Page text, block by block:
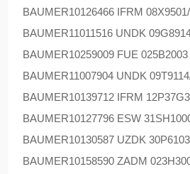
BAUMER10126466 IFRM
BAUMER11011516 UNDK
BAUMER10259009 FUE 025B2003
BAUMER11007904 UNDK
BAUMER10139712 IFRM
BAUMER10127796 ESW
BAUMER10130587 UZDK 30P6103
BAUMER10158590 ZADM